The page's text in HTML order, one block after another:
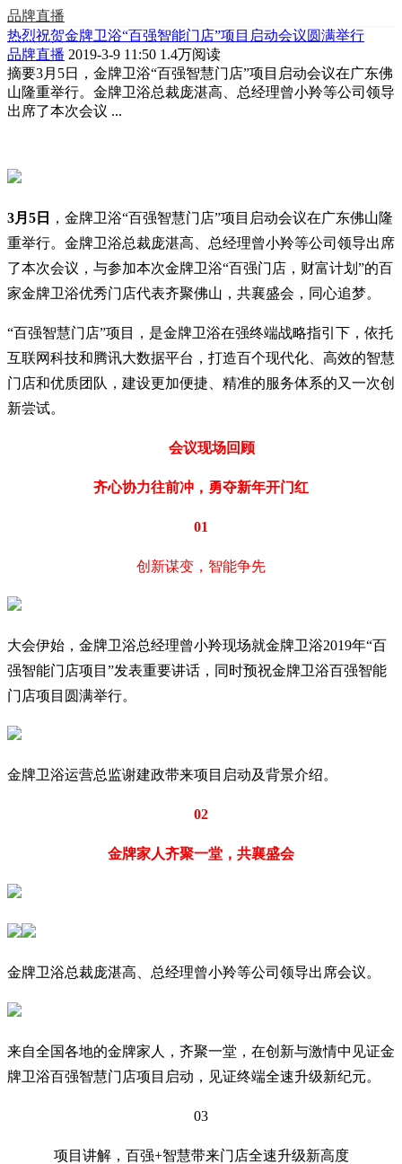
品牌直播
热烈祝贺金牌卫浴“百强智能门店”项目启动会议圆满举行
品牌直播 2019-3-9 11:50 1.4万阅读
摘要3月5日，金牌卫浴“百强智慧门店”项目启动会议在广东佛
山隆重举行。金牌卫浴总裁庞湛高、总经理曾小羚等公司领导
出席了本次会议 ...
3月5日
，金牌卫浴“百强智慧门店”项目启动会议在广东佛山隆
重举行。金牌卫浴总裁庞湛高、总经理曾小羚等公司领导出席
了本次会议，与参加本次金牌卫浴“百强门店，财富计划”的百
家金牌卫浴优秀门店代表齐聚佛山，共襄盛会，同心追梦。
“百强智慧门店”项目，是金牌卫浴在强终端战略指引下，依托
互联网科技和腾讯大数据平台，打造百个现代化、高效的智慧
门店和优质团队，建设更加便捷、精准的服务体系的又一次创
新尝试。
会议现场回顾
齐心协力往前冲，勇夺新年开门红
01
创新谋变，智能争先
大会伊始，金牌卫浴总经理曾小羚现场就金牌卫浴2019年“百
强智能门店项目”发表重要讲话，同时预祝金牌卫浴百强智能
门店项目圆满举行。
金牌卫浴运营总监谢建政带来项目启动及背景介绍。
02
金牌家人齐聚一堂，共襄盛会
金牌卫浴总裁庞湛高、总经理曾小羚等公司领导出席会议。
来自全国各地的金牌家人，齐聚一堂，在创新与激情中见证金
牌卫浴百强智慧门店项目启动，见证终端全速升级新纪元。
03
项目讲解，百强+智慧带来门店全速升级新高度